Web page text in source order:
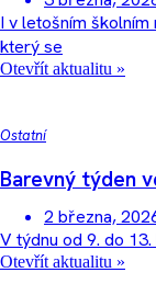
I v letošním
který se
Otevřít aktualitu »
Ostatní
Barevný týden
2 března,
V týdnu od 9. do
Otevřít aktualitu »